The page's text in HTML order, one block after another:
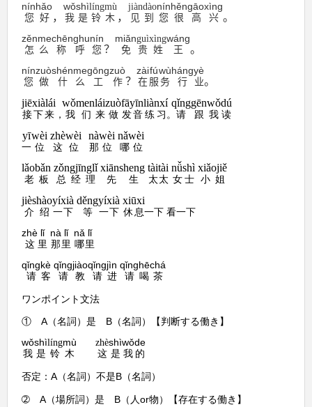
您好
nínhǎo
， 我
wǒ
是
shì
铃木
língmù
， 见到
jiàndào
您
nín
很
hěn
高 兴
gāoxìng
。
怎么
zěnme
称呼
chēnghu
您
nín
？ 免
miǎn
贵
guì
姓
xìng
王
wáng
。
您
nín
做
zuò
什
shén
么
me
工
gōng
作
zuò
？ 在
zài
服
fú
务
wù
行
háng
业
yè
。
接下来
jiēxiàlái
， 我们
wǒmen
来
lái
做
zuò
发音
fāyīn
练习
liànxí
。 请
qǐng
跟
gēn
我
wǒ
读
dú
一
yī
位
wèi
这
zhè
位
wèi
那
nà
位
wèi
哪位
nǎwèi
老板
lǎobǎn
总经理
zǒngjīnglǐ
先生
xiānsheng
太太
tàitài
女士
nǚshì
小姐
xiǎojiě
介 绍
jièshào
一下
yíxià
等
děng
一下
yíxià
休息
xiūxi
一下 看一下
这
zhè
里
lǐ
那
nà
里
lǐ
哪
nǎ
里
lǐ
请
qǐng
客
kè
请
qǐng
教
jiào
请
qǐng
进
jìn
请
qǐng
喝
hē
茶
chá
ワンポイント文法
① A（名詞）是 B （名詞） 【判断する働き】
我
wǒ
是
shì
铃
líng
木
mù
这
zhè
是
shì
我
wǒ
的
de
否定： A （名詞）不是B （名詞）
➁ A （場所詞）是 B （人 or物）【存在する働き】